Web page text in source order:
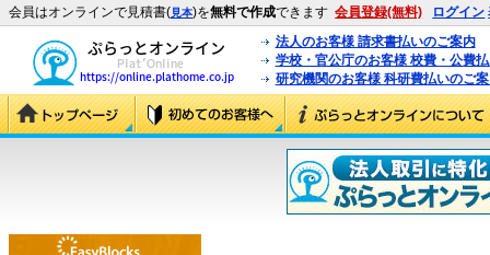
会員はオンラインで見積書(見本)を無料で作成できます 会員登録(無料) ログイン
法人のお客様 請求書払いのご案内
学校・官公庁のお客様 校費・公費
研究機関のお客様 科研費払いのご